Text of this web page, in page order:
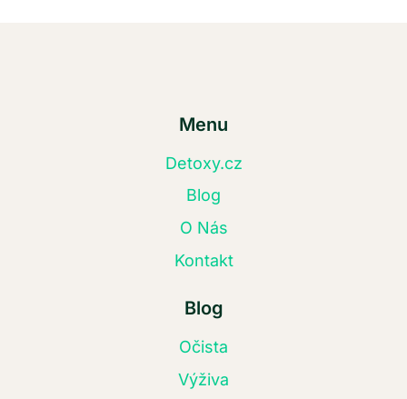
Menu
Detoxy.cz
Blog
O Nás
Kontakt
Blog
Očista
Výživa